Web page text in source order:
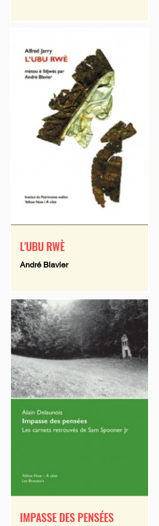
L'UBU RWÈ
André Blavier
IMPASSE DES PENSÉES